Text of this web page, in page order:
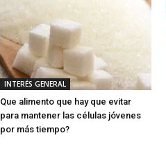
INTERÉS GENERAL
Que alimento que hay que evitar
para mantener las células jóvenes
por más tiempo?